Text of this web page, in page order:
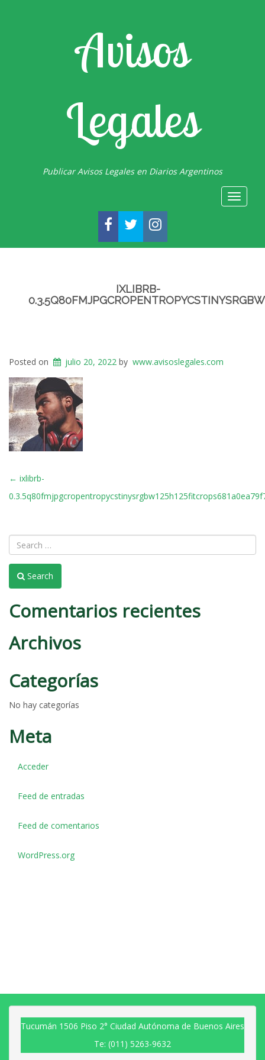
Avisos
Legales
Publicar Avisos Legales en Diarios Argentinos
Toggle
FACEBOOKTWITTERINSTAGRAM
IXLIBRB-
Posted on julio 20, 2022 by www.avisoslegales.com
POST
NAVIGATION
← ixlibrb-
Search
Comentarios recientes
Archivos
Categorías
No hay categorías
Meta
Acceder
Feed de entradas
Feed de comentarios
WordPress.org
Tucumán 1506 Piso 2° Ciudad Autónoma de Buenos Aires
Te: (011) 5263-9632